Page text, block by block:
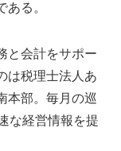
ある。
と会計をサポー
は税理士法人あ
本部。毎月の巡
な経営情報を提